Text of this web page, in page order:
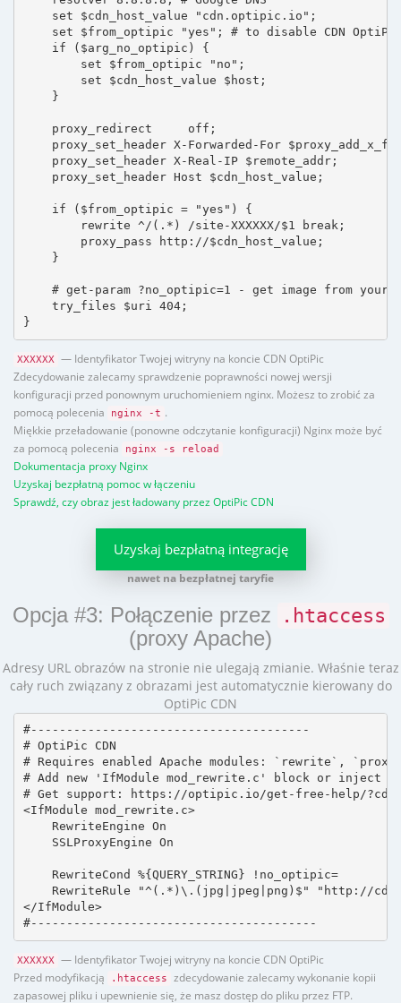
    set $cdn_host_value "cdn.optipic.io";
set $from_optipic "yes"; # to disable CDN
    if ($arg_no_optipic) {
        set $from_optipic "no";
        set $cdn_host_value $host;
    }
    proxy_redirect     off;
proxy_set_header X-Forwarded-For
    proxy_set_header X-Real-IP $remote_addr;
    proxy_set_header Host $cdn_host_value;
    if ($from_optipic = "yes") {
        rewrite ^/(.*) /site-XXXXXX/$1 break;
        proxy_pass http://$cdn_host_value;
    }
# get-param ?no_optipic=1 - get image from your
    try_files $uri 404;
}
XXXXXX
— Identyfikator Twojej witryny na koncie CDN OptiPic
Zdecydowanie zalecamy sprawdzenie poprawności nowej wersji
konfiguracji przed ponownym uruchomieniem nginx. Możesz to zrobić za
pomocą polecenia
nginx -t .
Miękkie przeładowanie (ponowne odczytanie konfiguracji) Nginx może być
za pomocą polecenia
nginx -s reload
Dokumentacja proxy Nginx
Uzyskaj bezpłatną pomoc w łączeniu
Sprawdź, czy obraz jest ładowany przez OptiPic CDN
Uzyskaj bezpłatną integrację
nawet na bezpłatnej taryfie
Opcja #3: Połączenie przez .htaccess
(proxy Apache)
Adresy URL obrazów na stronie nie ulegają zmianie. Właśnie teraz
cały ruch związany z obrazami jest automatycznie kierowany do
OptiPic CDN
#---------------------------------------
# OptiPic CDN
# Requires enabled Apache modules: `rewrite`,
# Add new 'IfModule mod_rewrite.c' block or inject
# Get support: https://optipic.io/get-free-help/
<IfModule mod_rewrite.c>
    RewriteEngine On
    SSLProxyEngine On
    RewriteCond %{QUERY_STRING} !no_optipic=
RewriteRule "^(.*)\.(jpg|jpeg|png)$" "http://
</IfModule>
#----------------------------------------
XXXXXX
— Identyfikator Twojej witryny na koncie CDN OptiPic
Przed modyfikacją
.htaccess
zdecydowanie zalecamy wykonanie kopii
zapasowej pliku i upewnienie się, że masz dostęp do pliku przez FTP.